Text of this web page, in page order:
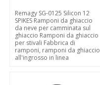
Remagy SG-0125 Silicon 12
SPIKES Ramponi da ghiaccio
da neve per camminata sul
ghiaccio Ramponi da ghiaccio
per stivali Fabbrica di
ramponi, ramponi da ghiaccio
all'ingrosso in linea